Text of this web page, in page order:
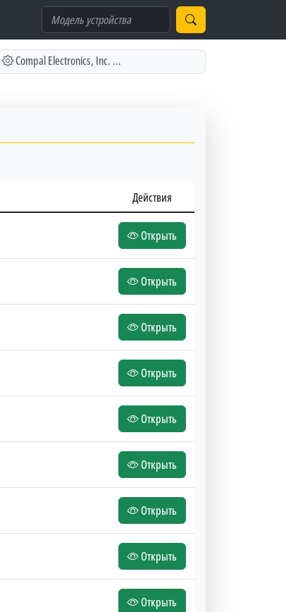
Compal Electronics, Inc. ...
Действия
Открыть
Открыть
Открыть
Открыть
Открыть
Открыть
Открыть
Открыть
Открыть